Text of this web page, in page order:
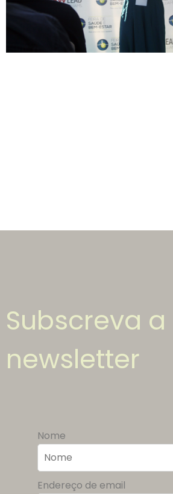
Subscreva a
newsletter
Nome
Endereço de email